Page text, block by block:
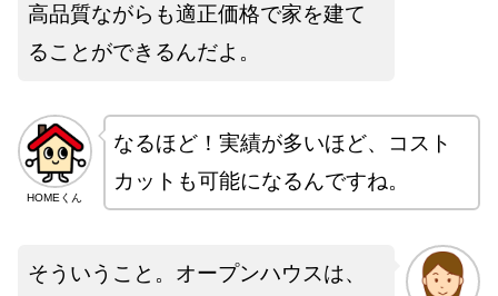
高品質ながらも適正価格で家を建て
ることができるんだよ。
HOMEくん
なるほど！実績が多いほど、コスト
カットも可能になるんですね。
そういうこと。オープンハウスは、